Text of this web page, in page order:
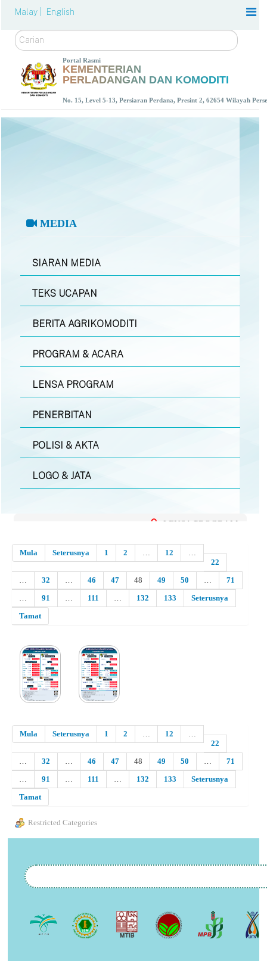
Malay | English
Carian
Portal Rasmi
KEMENTERIAN
PERLADANGAN DAN KOMODITI
No. 15, Level 5-13, Persiaran Perdana, Presint 2, 62654 Wilayah
MEDIA
SIARAN MEDIA
TEKS UCAPAN
BERITA AGRIKOMODITI
PROGRAM & ACARA
LENSA PROGRAM
PENERBITAN
POLISI & AKTA
LOGO & JATA
LENSA PROGRAM
Mula Seterusnya 1 2 … 12
…
22
…
32 … 46 47 48 49 50 …
71
…
91 … 111 … 132 133
Seterusnya
Tamat
Mula Seterusnya 1 2 … 12
…
22
…
32 … 46 47 48 49 50 …
71
…
91 … 111 … 132 133
Seterusnya
Tamat
Restricted Categories